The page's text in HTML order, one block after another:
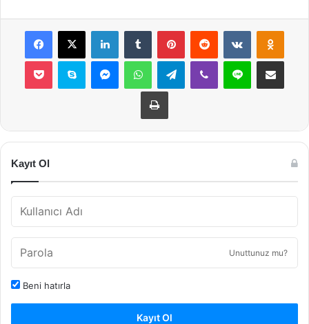
Facebook
X LinkedInTumblr PinterestReddit VKontakte
Pocket Skype MessengerWhatsAppTelegramViber Line E-Posta ile
Yazdır
Kayıt Ol
Unuttunuz mu?
Beni hatırla
Kayıt Ol